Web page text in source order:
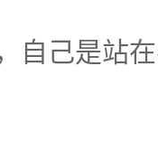
自己是站